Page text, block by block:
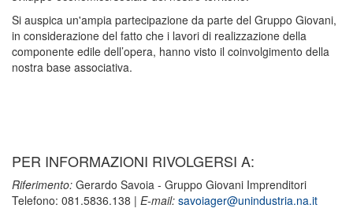
Si auspica un'ampia partecipazione da parte del Gruppo Giovani,
in considerazione del fatto che i lavori di realizzazione della
componente edile dell’opera, hanno visto il coinvolgimento della
nostra base associativa.
PER INFORMAZIONI RIVOLGERSI A:
Riferimento: Gerardo Savoia - Gruppo Giovani Imprenditori
Telefono: 081.5836.138 | E-mail: savoiager@unindustria.na.it